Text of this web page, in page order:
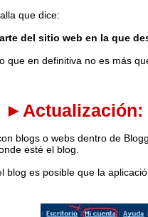
que dice:
del sitio web en la que
que en definitiva no es más
►Actualización:
blogs o webs dentro de
esté el blog.
blog es posible que la